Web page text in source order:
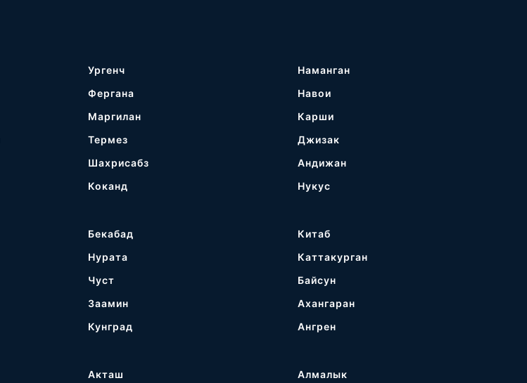
Ургенч
Фергана
Маргилан
Термез
Шахрисабз
Коканд
Наманган
Навои
Карши
Джизак
Андижан
Нукус
Бекабад
Нурата
Чуст
Заамин
Кунград
Китаб
Каттакурган
Байсун
Ахангаран
Ангрен
Акташ
Алмалык